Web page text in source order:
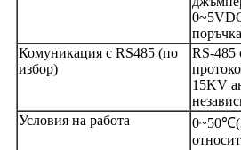
Комуникация с RS485 (по
избор)
RS-485
15KV
Условия на работа